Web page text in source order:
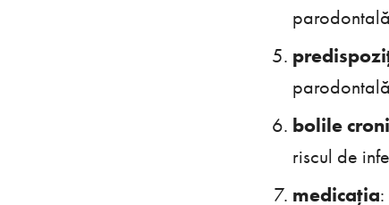
bolile
riscul de
medicația